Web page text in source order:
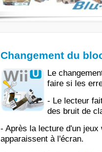
Changement du
Le
faire si les
- Le lecteur
des bruit de
- Après la lecture d'un
apparaissent à l'écran.